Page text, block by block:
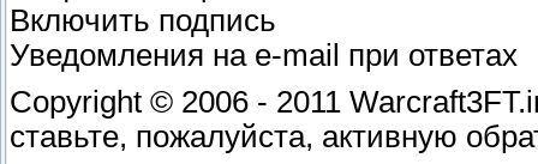
Включить подпись
Уведомления на e-mail при ответах
Copyright © 2006 - 2011
ставьте, пожалуйста, активную